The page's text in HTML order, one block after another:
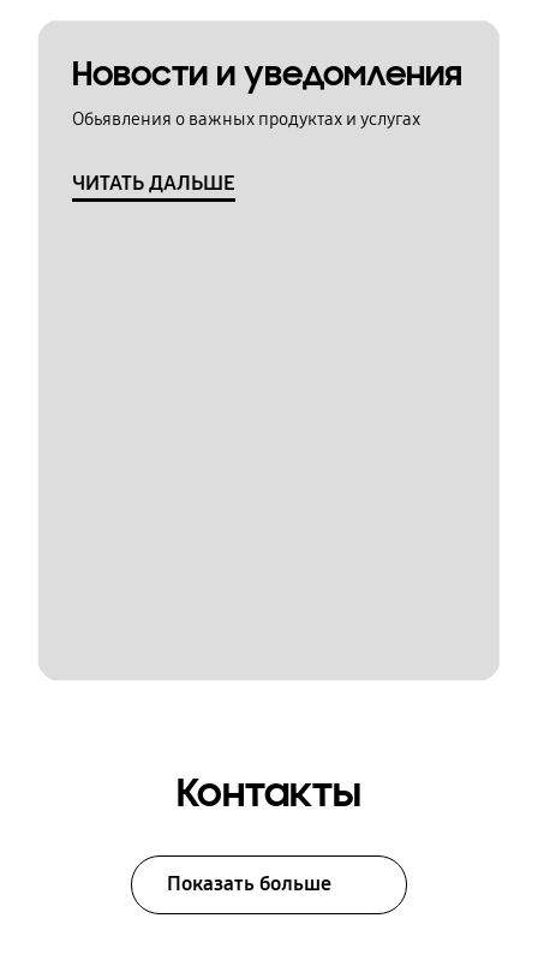
Новости и уведомления
Обьявления о важных продуктах и услугах
ЧИТАТЬ ДАЛЬШЕ
Контакты
Показать больше